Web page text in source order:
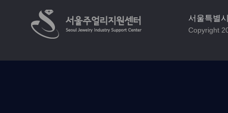
서울특별
Copyright